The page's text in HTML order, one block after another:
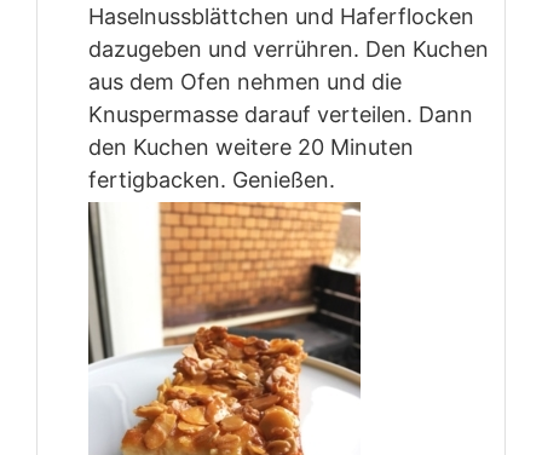
Haselnussblättchen und Haferflocken
dazugeben und verrühren. Den Kuchen
aus dem Ofen nehmen und die
Knuspermasse darauf verteilen. Dann
den Kuchen weitere 20 Minuten
fertigbacken. Genießen.